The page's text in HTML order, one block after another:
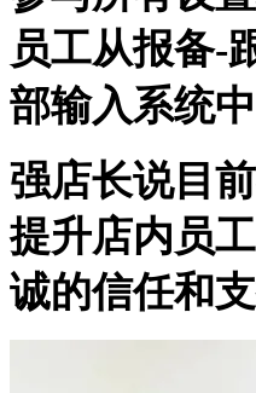
员工从报备-
部输入系统中
强店长说目
提升店内员
诚的信任和支